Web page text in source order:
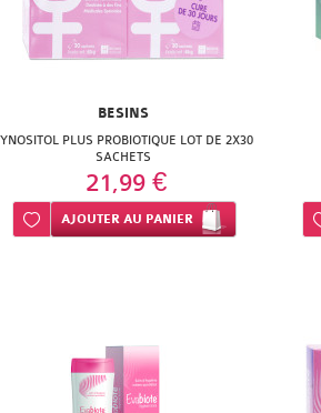
BESINS
PLUS PROBIOTIQUE LOT DE 2X30
SACHETS
21,99 €
Ajouter à ma liste d’envie
AJOUTER AU PANIER